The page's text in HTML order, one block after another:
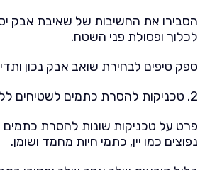
הסבירו את החשיבות של שאיבת אבק
לכלוך ופסולת פני השטח.
ספק טיפים לבחירת שואב אבק נכון
2. טכניקות להסרת כתמים לשטיחים ללא רבב
פרט על טכניקות שונות להסרת כתמים
נפוצים כמו יין, כתמי חיות מחמד ושומן.